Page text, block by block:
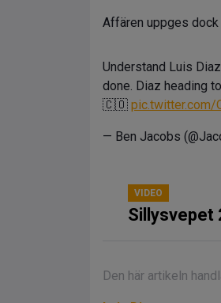
Affären uppges dock
Understand Luis
done. Diaz heading
🇨🇴 pic.twitter.com/
— Ben Jacobs